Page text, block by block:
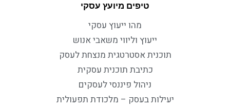
טיפים מיועץ עסקי
מהו ייעוץ עסקי
ייעוץ וליווי משאבי אנוש
תוכנית אסטרטגית מנצחת לעסק
כתיבת תוכנית עסקית
ניהול פיננסי לעסקים
יעילות בעסק – מלכודת תפעולית